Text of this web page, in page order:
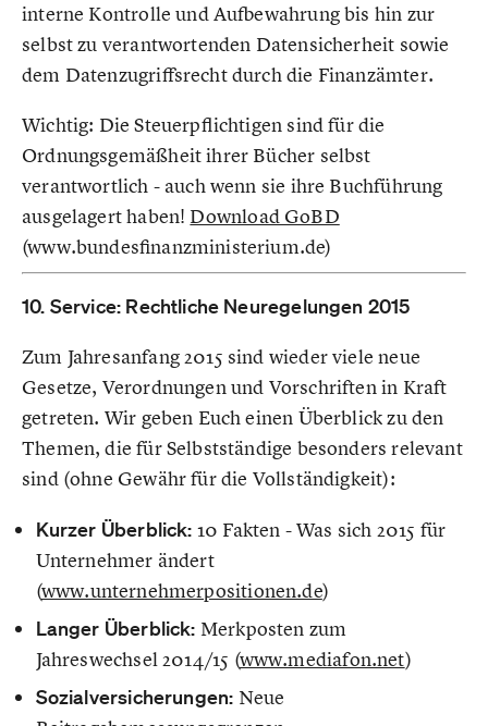
interne Kontrolle und Aufbewahrung bis hin zur
selbst zu verantwortenden Datensicherheit sowie
dem Datenzugriffsrecht durch die Finanzämter.
Wichtig: Die Steuerpflichtigen sind für die
Ordnungsgemäßheit ihrer Bücher selbst
verantwortlich - auch wenn sie ihre Buchführung
ausgelagert haben! Download GoBD
(www.bundesfinanzministerium.de)
10. Service: Rechtliche Neuregelungen 2015
Zum Jahresanfang 2015 sind wieder viele neue
Gesetze, Verordnungen und Vorschriften in Kraft
getreten. Wir geben Euch einen Überblick zu den
Themen, die für Selbstständige besonders relevant
sind (ohne Gewähr für die Vollständigkeit):
Kurzer Überblick: 10 Fakten - Was sich 2015 für
Unternehmer ändert
(www.unternehmerpositionen.de)
Langer Überblick: Merkposten zum
Jahreswechsel 2014/15 (www.mediafon.net)
Sozialversicherungen: Neue